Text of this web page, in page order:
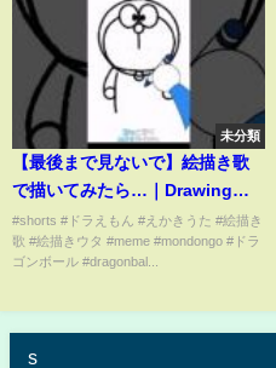
未分類
【最後まで見ないで】絵描き歌
で描いてみたら…｜Drawing
with a Drawing song...
#shorts #ドラえもん #えかきうた #絵描き
歌 #絵描きウタ #meme #mondongo #ドラ
ゴンボール #dragonbal...
s